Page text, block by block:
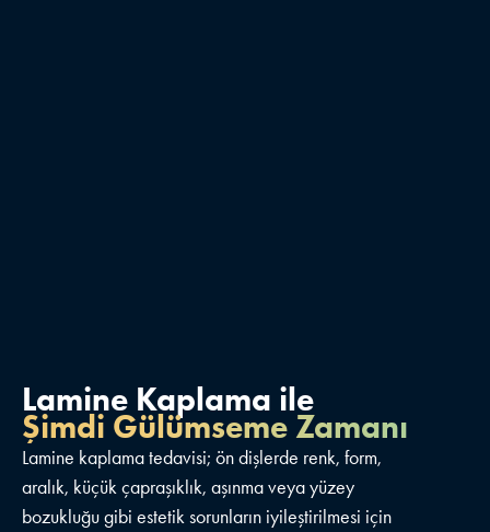
Lamine Kaplama ile
Şimdi Gülümseme Zamanı
Lamine kaplama tedavisi; ön dişlerde renk, form,
aralık, küçük çapraşıklık, aşınma veya yüzey
bozukluğu gibi estetik sorunların iyileştirilmesi için